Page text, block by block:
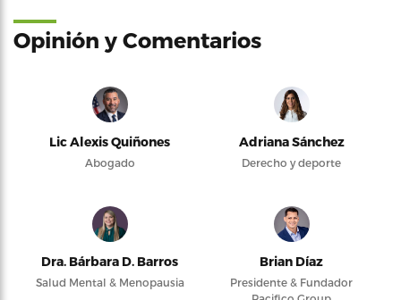
Opinión y Comentarios
Lic Alexis Quiñones
Abogado
Adriana Sánchez
Derecho y deporte
Dra. Bárbara D. Barros
Salud Mental & Menopausia
Brian Díaz
Presidente & Fundador